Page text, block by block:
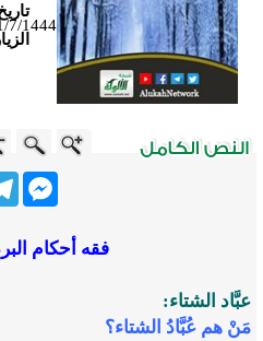
11/7/1444
فقه أحكام
عبَّاد الشتاء:
مَنْ هم عُبَّادُ الشتاء؟